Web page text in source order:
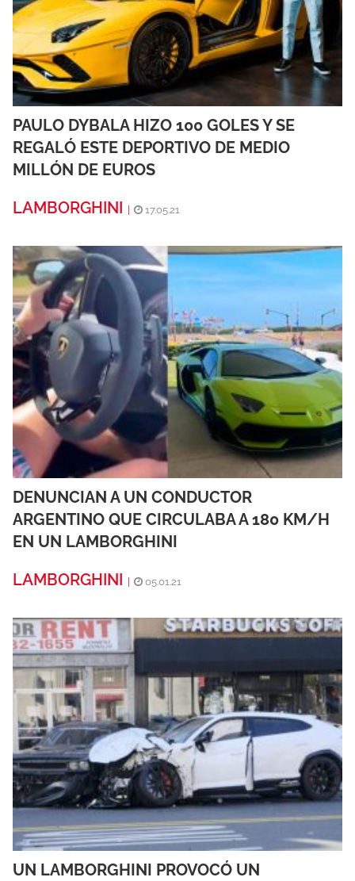
PAULO DYBALA HIZO 100 GOLES Y SE
REGALÓ ESTE DEPORTIVO DE MEDIO
MILLÓN DE EUROS
LAMBORGHINI | 17.05.21
DENUNCIAN A UN CONDUCTOR
ARGENTINO QUE CIRCULABA A 180 KM/H
EN UN LAMBORGHINI
LAMBORGHINI
05.01.21
UN LAMBORGHINI PROVOCÓ UN